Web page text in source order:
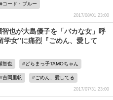
コード・ブルー
2017/08/01 23:00
也が大島優子を「バカな女」呼
女”に痛烈『ごめん、愛して
智也 どらまっ子TAMOちゃん
吉岡里帆 ごめん、愛してる
2017/07/31 23:00